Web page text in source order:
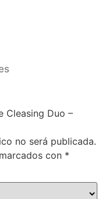
Cleasing Duo –
no será publicada.
con *